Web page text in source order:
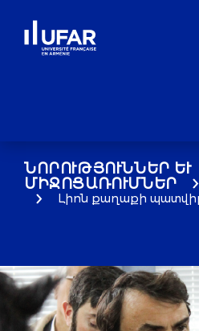
ՆՈՐՈՒԹՅՈՒՆՆԵՐ ԵՒ Մ
ԻՋՈՑԱՌՈՒՄՆԵՐ
Լիոն քաղաքի